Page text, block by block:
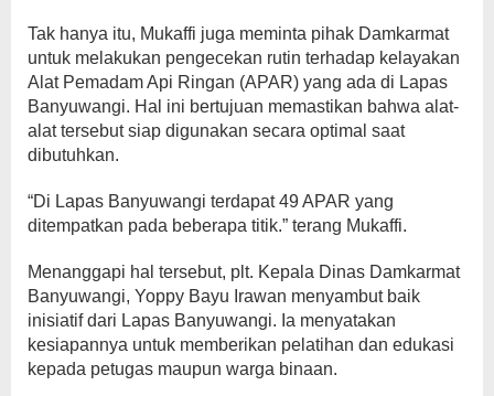
Tak hanya itu, Mukaffi juga meminta pihak Damkarmat
untuk melakukan pengecekan rutin terhadap kelayakan
Alat Pemadam Api Ringan (APAR) yang ada di Lapas
Banyuwangi. Hal ini bertujuan memastikan bahwa alat-
alat tersebut siap digunakan secara optimal saat
dibutuhkan.
“Di Lapas Banyuwangi terdapat 49 APAR yang
ditempatkan pada beberapa titik.” terang Mukaffi.
Menanggapi hal tersebut, plt. Kepala Dinas Damkarmat
Banyuwangi, Yoppy Bayu Irawan menyambut baik
inisiatif dari Lapas Banyuwangi. Ia menyatakan
kesiapannya untuk memberikan pelatihan dan edukasi
kepada petugas maupun warga binaan.